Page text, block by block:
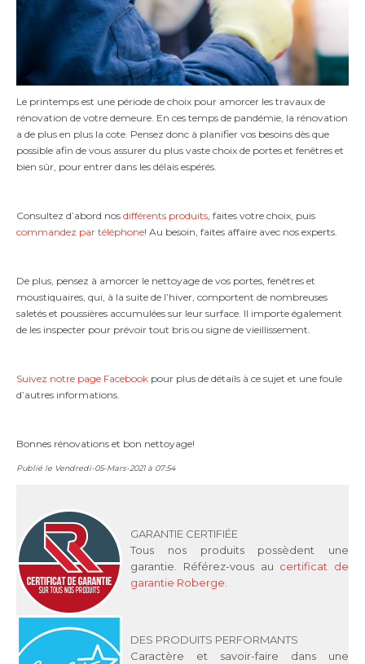
Le printemps est une période de choix pour amorcer les travaux de
rénovation de votre demeure. En ces temps de pandémie, la rénovation
a de plus en plus la cote. Pensez donc à planifier vos besoins dès que
possible afin de vous assurer du plus vaste choix de portes et fenêtres et
bien sûr, pour entrer dans les délais espérés.
Consultez d’abord nos différents produits, faites votre choix, puis
commandez par téléphone! Au besoin, faites affaire avec nos experts.
De plus, pensez à amorcer le nettoyage de vos portes, fenêtres et
moustiquaires, qui, à la suite de l’hiver, comportent de nombreuses
saletés et poussières accumulées sur leur surface. Il importe également
de les inspecter pour prévoir tout bris ou signe de vieillissement.
Suivez notre page Facebook pour plus de détails à ce sujet et une foule
d’autres informations.
Bonnes rénovations et bon nettoyage!
Publié le Vendredi-05-Mars-2021 à 07:54
GARANTIE CERTIFIÉE
Tous nos produits possèdent une
garantie. Référez-vous au certificat de
garantie Roberge.
DES PRODUITS PERFORMANTS
Caractère et savoir-faire dans une